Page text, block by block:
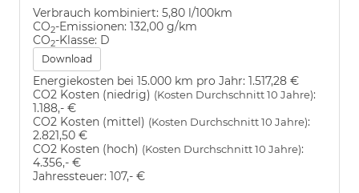
Verbrauch kombiniert: 5,80 l/100km
CO2-Emissionen: 132,00 g/km
CO2-Klasse: D
Download
Energiekosten bei 15.000 km pro Jahr: 1.517,28 €
CO2 Kosten (niedrig) (Kosten Durchschnitt 10 Jahre):
1.188,- €
CO2 Kosten (mittel) (Kosten Durchschnitt 10 Jahre):
2.821,50 €
CO2 Kosten (hoch) (Kosten Durchschnitt 10 Jahre):
4.356,- €
Jahressteuer: 107,- €